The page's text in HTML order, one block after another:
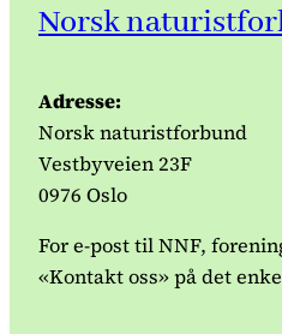
Norsk
Adresse:
Norsk naturistforbund
Vestbyveien 23F
0976 Oslo
For e-post til NNF,
«Kontakt oss» på det